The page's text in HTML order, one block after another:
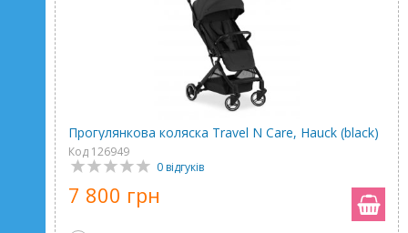
Прогулянкова коляска Travel N Care, Hauck (black)
Код 126949
0 відгуків
7 800 грн